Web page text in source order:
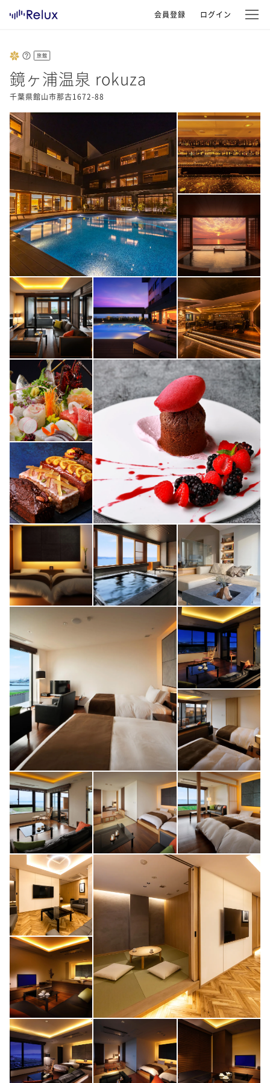
会員登録 ログイン
旅館
鏡ヶ浦温泉 rokuza
千葉県館山市那古1672-88